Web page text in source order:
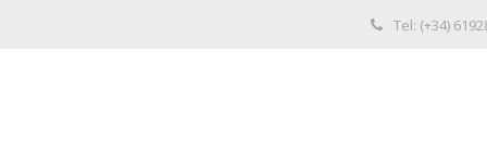
Tel: (+34)